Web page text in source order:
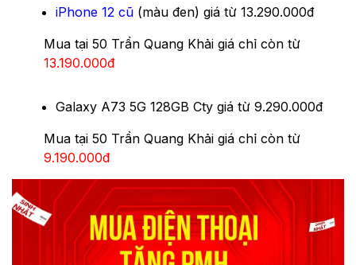
iPhone 12 cũ (màu đen) giá từ 13.290.000đ
Mua tại 50 Trần Quang Khải giá chỉ còn từ
13.190.000đ
Galaxy A73 5G 128GB Cty giá từ 9.290.000đ
Mua tại 50 Trần Quang Khải giá chỉ còn từ
9.190.000đ